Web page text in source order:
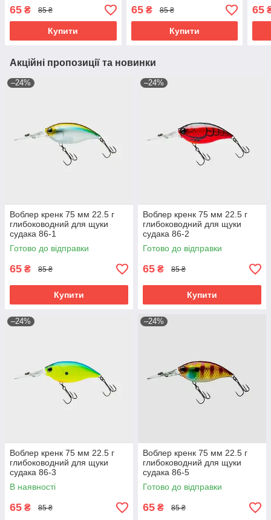
65 ₴ 85 ₴
Купити
65₴ 85 ₴
Купити
65
Акційні пропозиції та новинки
–24%
Воблер кренк 75 мм 22.5 г
глибоководний для щуки
судака 86-1
Готово до відправки
65 ₴ 85 ₴
Купити
–24%
Воблер кренк 75 мм 22.5 г
глибоководний для щуки
судака 86-2
Готово до відправки
65 ₴ 85 ₴
Купити
–24%
Воблер кренк 75 мм 22.5 г
глибоководний для щуки
судака 86-3
В наявності
65 ₴ 85 ₴
–24%
Воблер кренк 75 мм 22.5 г
глибоководний для щуки
судака 86-5
Готово до відправки
65 ₴ 85 ₴